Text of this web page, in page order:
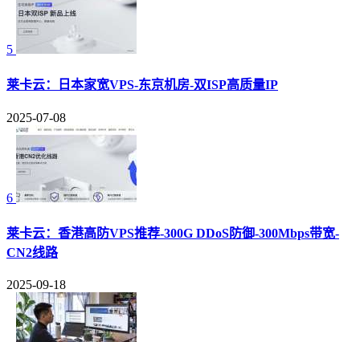
5
莱卡云：日本家宽VPS-东京机房-双ISP高质量IP
2025-07-08
6
莱卡云：香港高防VPS推荐-300G DDoS防御-300Mbps带宽-
CN2线路
2025-09-18